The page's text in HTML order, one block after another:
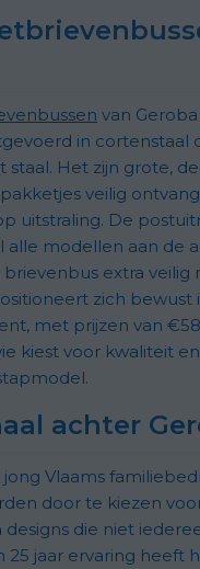
van
in cortenstaal
staal. Het zijn grote,
veilig
uitstraling. De
alle modellen aan de
brievenbus extra veilig
zich bewust
met prijzen van
kiest voor kwaliteit
achter
jong Vlaams
door te kiezen
die niet
25 jaar ervaring heeft